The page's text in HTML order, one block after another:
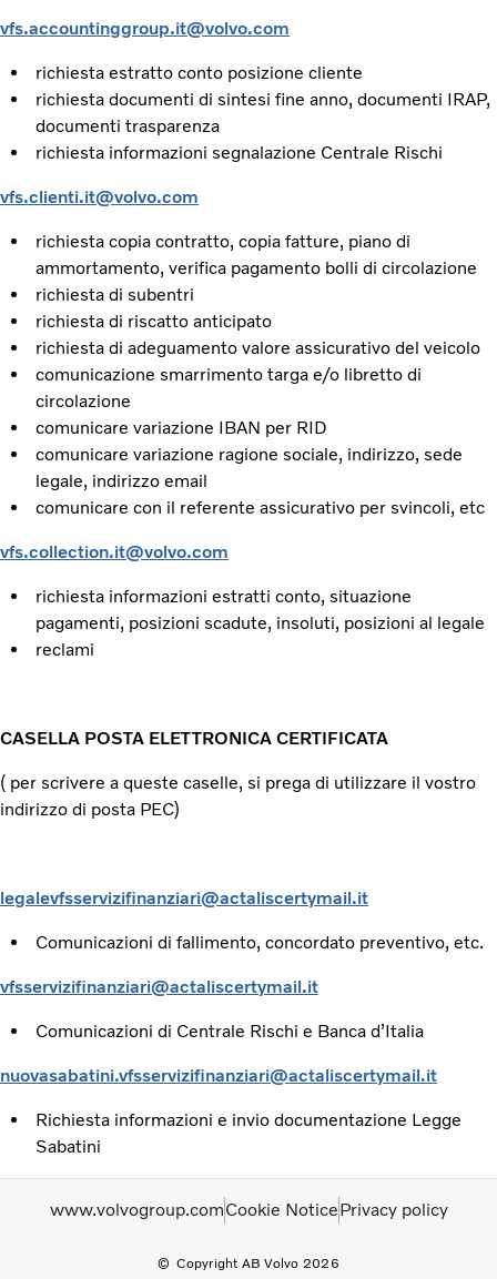
vfs.accountinggroup.it@volvo.com
richiesta estratto conto posizione cliente
richiesta documenti di sintesi fine anno, documenti IRAP,
documenti trasparenza
richiesta informazioni segnalazione Centrale Rischi
vfs.clienti.it@volvo.com
richiesta copia contratto, copia fatture, piano di
ammortamento, verifica pagamento bolli di circolazione
richiesta di subentri
richiesta di riscatto anticipato
richiesta di adeguamento valore assicurativo del veicolo
comunicazione smarrimento targa e/o libretto di
circolazione
comunicare variazione IBAN per RID
comunicare variazione ragione sociale, indirizzo, sede
legale, indirizzo email
comunicare con il referente assicurativo per svincoli, etc
vfs.collection.it@volvo.com
richiesta informazioni estratti conto, situazione
pagamenti, posizioni scadute, insoluti, posizioni al legale
reclami
CASELLA POSTA ELETTRONICA CERTIFICATA
( per scrivere a queste caselle, si prega di utilizzare il vostro
indirizzo di posta PEC)
legalevfsservizifinanziari@actaliscertymail.it
Comunicazioni di fallimento, concordato preventivo, etc.
vfsservizifinanziari@actaliscertymail.it
Comunicazioni di Centrale Rischi e Banca d’Italia
nuovasabatini.vfsservizifinanziari@actaliscertymail.it
Richiesta informazioni e invio documentazione Legge
Sabatini
Copyright AB Volvo 2026
www.volvogroup.comCookie NoticePrivacy policy